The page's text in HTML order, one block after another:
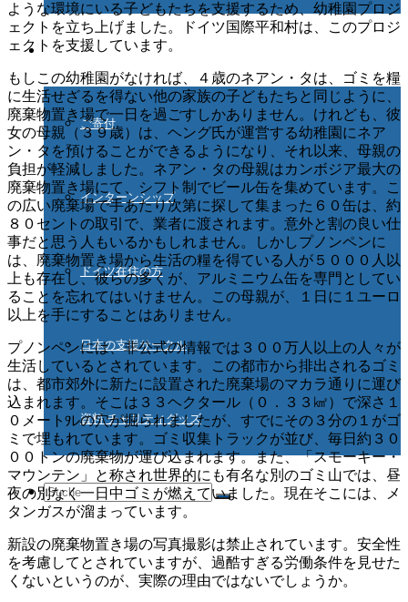
ご協力ください
ご寄付
インターンシップ
ドイツ在住の方
日本の支援サークル
資料 チャリティグッズ
Suche
nach:
ような環境にいる子どもたちを支援するため、幼稚園プロジ
ェクトを立ち上げました。ドイツ国際平和村は、このプロジ
ェクトを支援しています。
もしこの幼稚園がなければ、４歳のネアン・タは、ゴミを糧
に生活せざるを得ない他の家族の子どもたちと同じように、
廃棄物置き場で一日を過ごすしかありません。けれども、彼
女の母親（３９歳）は、ヘング氏が運営する幼稚園にネア
ン・タを預けることができるようになり、それ以来、母親の
負担が軽減しました。ネアン・タの母親はカンボジア最大の
廃棄物置き場にて、シフト制でビール缶を集めています。こ
の広い廃棄場で手あたり次第に探して集まった６０缶は、約
８０セントの取引で、業者に渡されます。意外と割の良い仕
事だと思う人もいるかもしれません。しかしプノンペンに
は、廃棄物置き場から生活の糧を得ている人が５０００人以
上も存在し、彼らの多くが、アルミニウム缶を専門としてい
ることを忘れてはいけません。この母親が、１日に１ユーロ
以上を手にすることはありません。
プノンペンには、非公式の情報では３００万人以上の人々が
生活しているとされています。この都市から排出されるゴミ
は、都市郊外に新たに設置された廃棄場のマカラ通りに運び
込まれます。そこは３３ヘクタール（０．３３㎢）で深さ１
０メートルの穴が掘られましたが、すでにその３分の１がゴ
ミで埋もれています。ゴミ収集トラックが並び、毎日約３０
００トンの廃棄物が運び込まれます。また、「スモーキー・
マウンテン」と称され世界的にも有名な別のゴミ山では、昼
夜の別なく一日中ゴミが燃えていました。現在そこには、メ
タンガスが溜まっています。
新設の廃棄物置き場の写真撮影は禁止されています。安全性
を考慮してとされていますが、過酷すぎる労働条件を見せた
くないというのが、実際の理由ではないでしょうか。